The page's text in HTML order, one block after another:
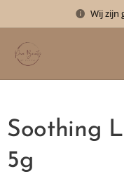
Wij zijn
Soothing
5g